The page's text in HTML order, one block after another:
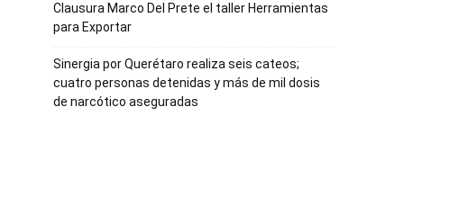
Clausura Marco Del Prete el taller Herramientas
para Exportar
Sinergia por Querétaro realiza seis cateos;
cuatro personas detenidas y más de mil dosis
de narcótico aseguradas